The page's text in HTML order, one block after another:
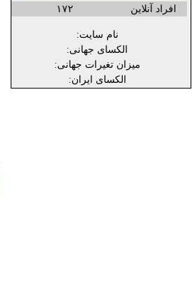
افراد آنلاین ۱۷۲
نام سایت:
الکسای جهانی:
میزان تغیرات جهانی:
الکسای ایران: